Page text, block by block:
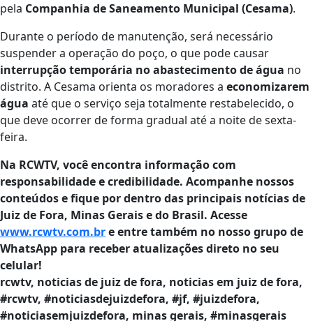
pela Companhia de Saneamento Municipal (Cesama).
Durante o período de manutenção, será necessário
suspender a operação do poço, o que pode causar
interrupção temporária no abastecimento de água no
distrito. A Cesama orienta os moradores a economizarem
água até que o serviço seja totalmente restabelecido, o
que deve ocorrer de forma gradual até a noite de sexta-
feira.
Na RCWTV, você encontra informação com
responsabilidade e credibilidade. Acompanhe nossos
conteúdos e fique por dentro das principais notícias de
Juiz de Fora, Minas Gerais e do Brasil. Acesse
www.rcwtv.com.bre entre também no nosso grupo de
WhatsApp para receber atualizações direto no seu
celular!
rcwtv, noticias de juiz de fora, noticias em juiz de fora,
#rcwtv, #noticiasdejuizdefora, #jf, #juizdefora,
#noticiasemjuizdefora, minas gerais, #minasgerais